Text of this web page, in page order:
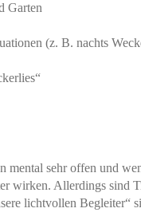
Garten
(z. B. nachts
sehr offen und
wirken. Allerdings sind
lichtvollen